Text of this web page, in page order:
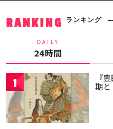
RANKING ランキング
DAILY
24時間
1 『
期と